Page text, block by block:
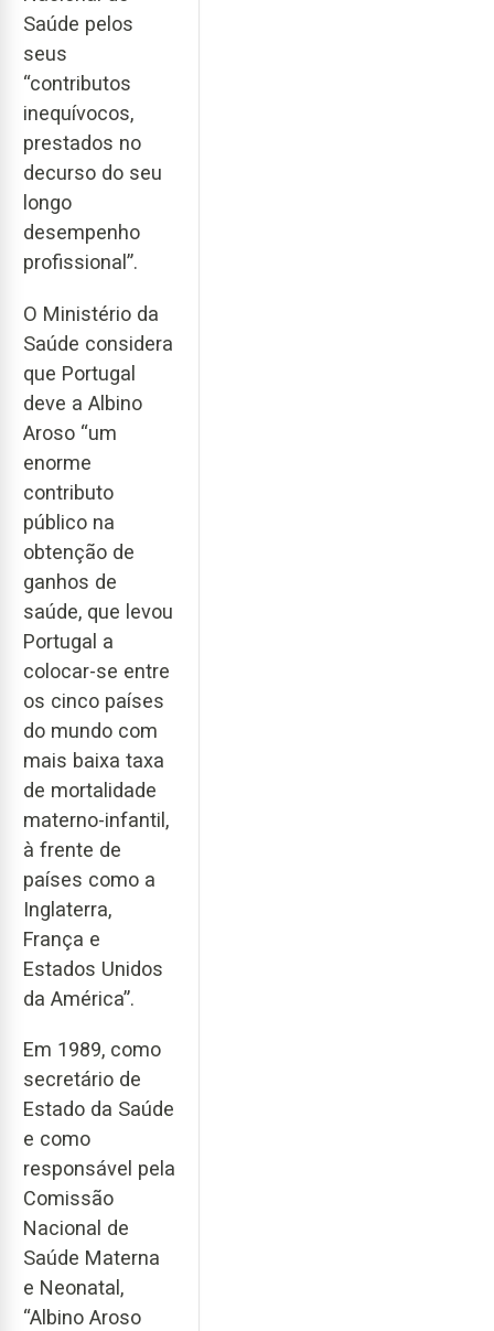
Saúde pelos
seus
“contributos
inequívocos,
prestados no
decurso do seu
longo
desempenho
profissional”.
O Ministério da
Saúde considera
que Portugal
deve a Albino
Aroso “um
enorme
contributo
público na
obtenção de
ganhos de
saúde, que levou
Portugal a
colocar-se entre
os cinco países
do mundo com
mais baixa taxa
de mortalidade
materno-infantil,
à frente de
países como a
Inglaterra,
França e
Estados Unidos
da América”.
Em 1989, como
secretário de
Estado da Saúde
e como
responsável pela
Comissão
Nacional de
Saúde Materna
e Neonatal,
“Albino Aroso